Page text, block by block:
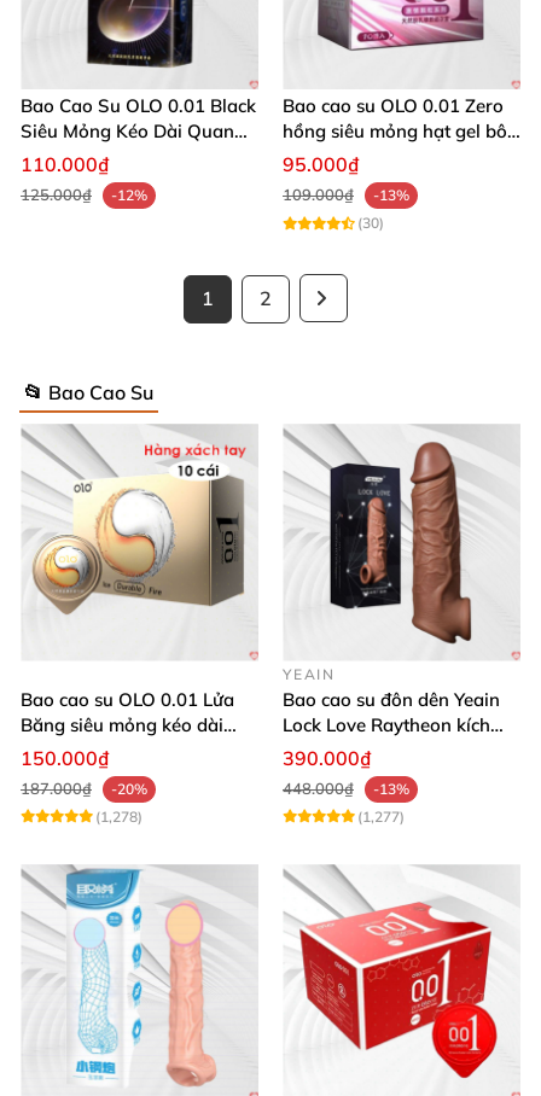
Bao Cao Su OLO 0.01 Black
Siêu Mỏng Kéo Dài Quan
Hệ
110.000₫
125.000₫ -12%
Bao cao su OLO 0.01 Zero
hồng siêu mỏng hạt gel bôi
trơn hộp 10 cái
95.000₫
109.000₫
-13%
(30)
1 2
📂 Bao Cao Su
Bao cao su OLO 0.01 Lửa
Băng siêu mỏng kéo dài
thời gian gân gai
150.000₫
187.000₫
-20%
(1,278)
YEAIN
Bao cao su đôn dên Yeain
Lock Love Raytheon kích
thích cực mạnh
390.000₫
448.000₫
-13%
(1,277)